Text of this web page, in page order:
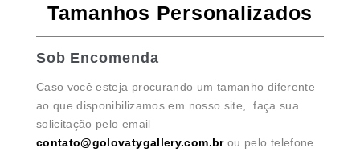
Tamanhos Personalizados
Sob Encomenda
Caso você esteja procurando um tamanho diferente
ao que disponibilizamos em nosso site, faça sua
solicitação pelo email
contato@golovatygallery.com.brou pelo telefone